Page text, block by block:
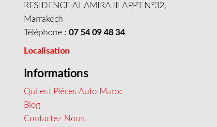
RESIDENCE AL AMIRA III APPT N°32,
Marrakech
Téléphone : 07 54 09 48 34
Localisation
Informations
Qui est Pièces Auto Maroc
Blog
Contactez Nous